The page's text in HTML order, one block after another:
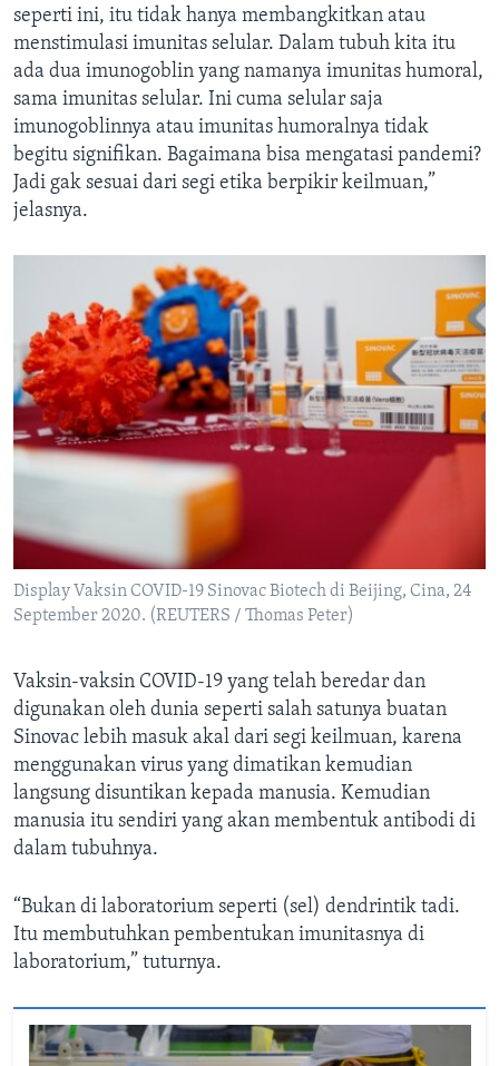
seperti ini, itu tidak hanya membangkitkan atau
menstimulasi imunitas selular. Dalam tubuh kita itu
ada dua imunogoblin yang namanya imunitas humoral,
sama imunitas selular. Ini cuma selular saja
imunogoblinnya atau imunitas humoralnya tidak
begitu signifikan. Bagaimana bisa mengatasi pandemi?
Jadi gak sesuai dari segi etika berpikir keilmuan,”
jelasnya.
Display Vaksin COVID-19 Sinovac Biotech di Beijing, Cina, 24
September 2020. (REUTERS / Thomas Peter)
Vaksin-vaksin COVID-19 yang telah beredar dan
digunakan oleh dunia seperti salah satunya buatan
Sinovac lebih masuk akal dari segi keilmuan, karena
menggunakan virus yang dimatikan kemudian
langsung disuntikan kepada manusia. Kemudian
manusia itu sendiri yang akan membentuk antibodi di
dalam tubuhnya.
“Bukan di laboratorium seperti (sel) dendrintik tadi.
Itu membutuhkan pembentukan imunitasnya di
laboratorium,” tuturnya.